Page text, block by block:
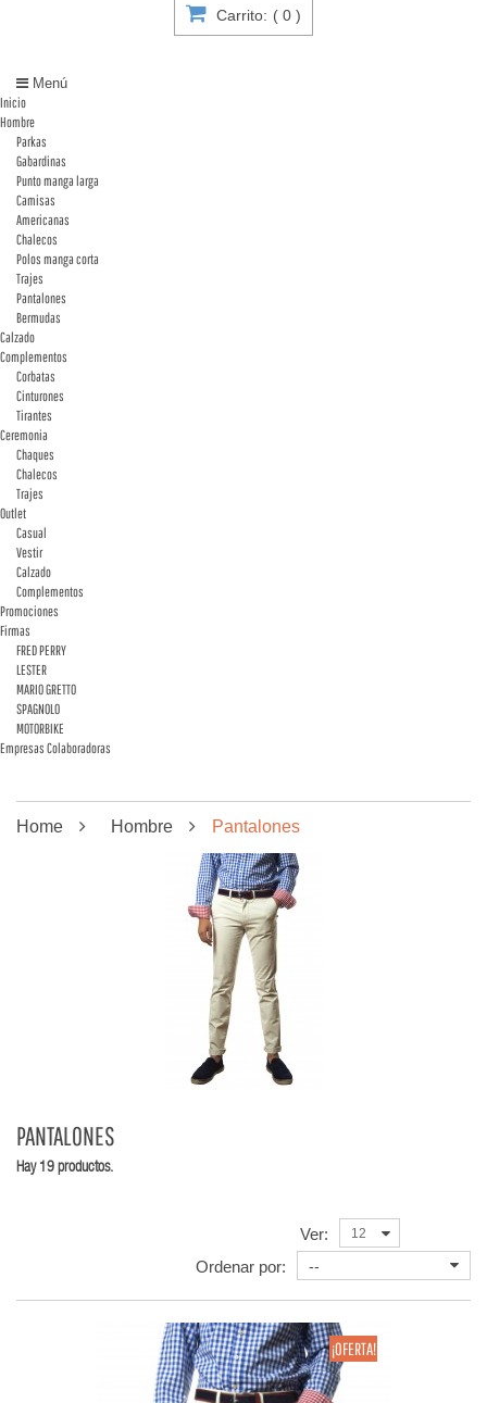
Carrito: ( 0 )
Menú
Inicio
Hombre
Parkas
Gabardinas
Punto manga larga
Camisas
Americanas
Chalecos
Polos manga corta
Trajes
Pantalones
Bermudas
Calzado
Complementos
Corbatas
Cinturones
Tirantes
Ceremonia
Chaques
Chalecos
Trajes
Outlet
Casual
Vestir
Calzado
Complementos
Promociones
Firmas
FRED PERRY
LESTER
MARIO GRETTO
SPAGNOLO
MOTORBIKE
Empresas Colaboradoras
Home Hombre Pantalones
PANTALONES
Hay 19 productos.
Ver: 12
Ordenar por: --
¡OFERTA!